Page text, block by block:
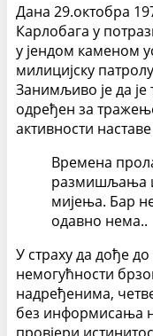
Дана 29.октобра
Карлобага у
у јендом каменом
милицијску
Занимљиво је да је
одређен за
активности
Времена
размишљања
мијења. Бар
одавно нема..
У страху да дође
немогућности
надређенима,
без информисања
провјери